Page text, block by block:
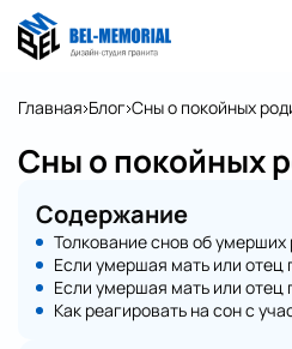
Главная Блог Сны о покойных
Сны о покойных
Содержание
Толкование снов об
Если умершая мать или
Если умершая мать или отец
Как реагировать на сон с